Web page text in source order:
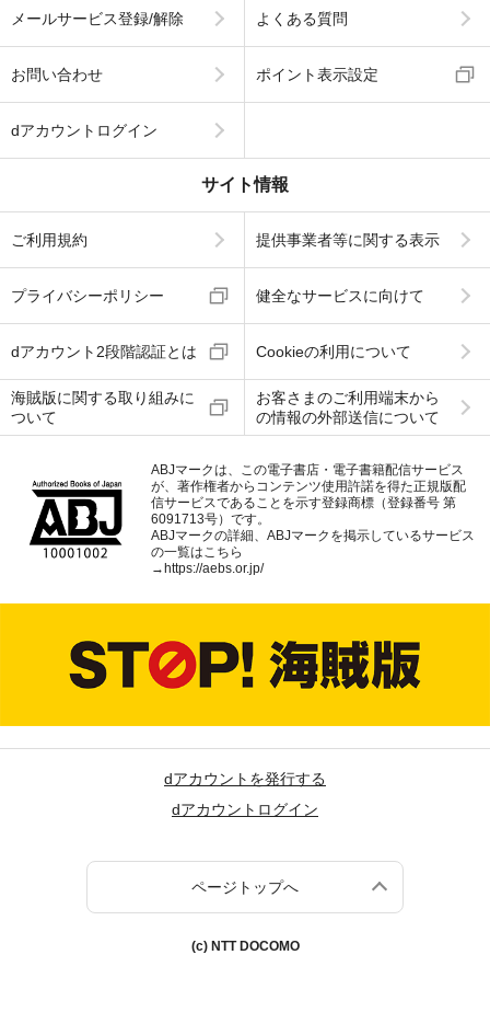
メールサービス登録/解除 よくある質問
お問い合わせ ポイント表示設定
dアカウントログイン
サイト情報
ご利用規約 提供事業者等に関する表示
プライバシーポリシー 健全なサービスに向けて
dアカウント2段階認証とは Cookieの利用について
海賊版に関する取り組みに
ついて
お客さまのご利用端末から
の情報の外部送信について
ABJマークは、この電子書店・電子書籍配信サービス
が、著作権者からコンテンツ使用許諾を得た正規版配
信サービスであることを示す登録商標（登録番号 第
6091713号）です。
ABJマークの詳細、ABJマークを掲示しているサービス
の一覧はこちら
→https://aebs.or.jp/
dアカウントを発行する
dアカウントログイン
ページトップへ
(c) NTT DOCOMO